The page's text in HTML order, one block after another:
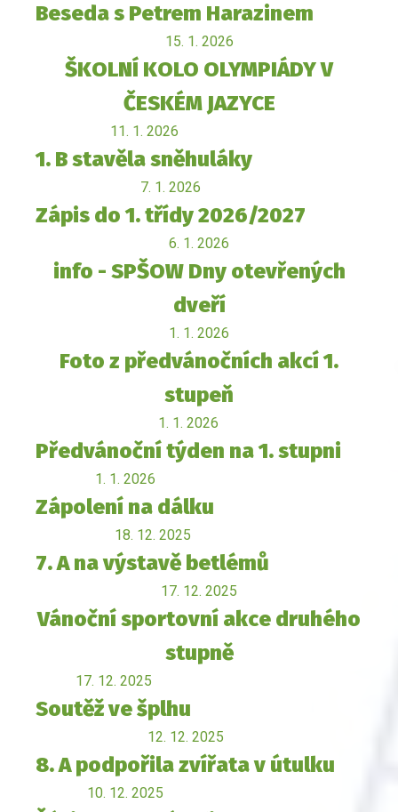
Beseda s Petrem Harazinem
15. 1. 2026
ŠKOLNÍ KOLO OLYMPIÁDY V
ČESKÉM JAZYCE
11. 1. 2026
1. B stavěla sněhuláky
7. 1. 2026
Zápis do 1. třídy 2026/2027
6. 1. 2026
info - SPŠOW Dny otevřených
dveří
1. 1. 2026
Foto z předvánočních akcí 1.
stupeň
1. 1. 2026
Předvánoční týden na 1. stupni
1. 1. 2026
Zápolení na dálku
18. 12. 2025
7. A na výstavě betlémů
17. 12. 2025
Vánoční sportovní akce druhého
stupně
17. 12. 2025
Soutěž ve šplhu
12. 12. 2025
8. A podpořila zvířata v útulku
10. 12. 2025